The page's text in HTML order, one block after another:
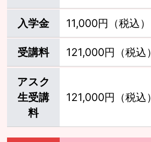
入学金 11,000円（税込）
受講料 121,000円（税込）
アスク
生受講
料
121,000円（税込）